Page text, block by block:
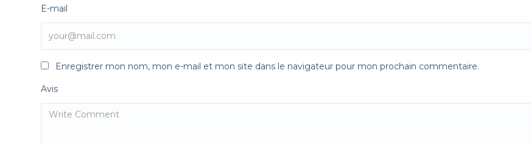
E-mail
Enregistrer mon nom, mon e-mail et mon site dans le navigateur pour mon prochain commentaire.
Avis